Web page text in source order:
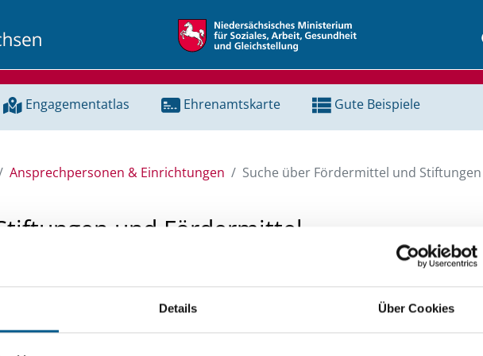
Details Über Cookies
Engagementatlas Ehrenamtskarte Gute Beispiele
Ansprechpersonen & Einrichtungen Suche über Fördermittel und Stiftungen
und Fördermittel
und Stiftungsdatenbank recherchieren. Bei der Suche bitte die Groß- und